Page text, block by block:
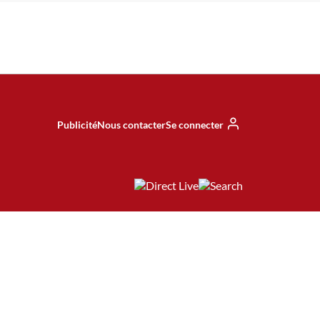
PublicitéNous contacterSe connecter